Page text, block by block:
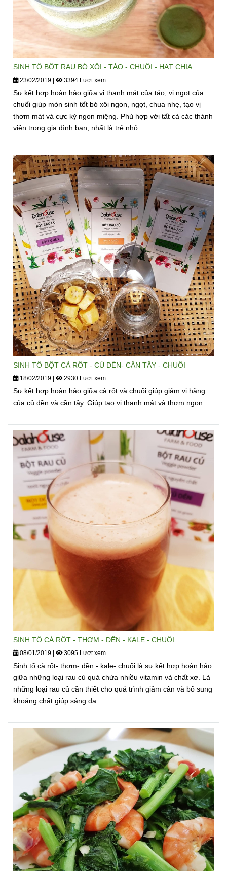
SINH TỐ BỘT RAU BÓ XÔI - TÁO - CHUỐI - HẠT CHIA
23/02/2019| 3394 Lượt xem
Sự kết hợp hoàn hảo giữa vị thanh mát của táo, vị ngọt của
chuối giúp món sinh tốt bó xôi ngon, ngọt, chua nhẹ, tạo vị
thơm mát và cực kỳ ngon miệng. Phù hợp với tất cả các thành
viên trong gia đình bạn, nhất là trẻ nhỏ.
SINH TỐ BỘT CÀ RỐT - CỦ DỀN- CẦN TÂY - CHUỐI
18/02/2019 | 2930 Lượt xem
Sự kết hợp hoàn hảo giữa cà rốt và chuối giúp giảm vị hăng
của củ dền và cần tây. Giúp tạo vị thanh mát và thơm ngon.
SINH TỐ CÀ RỐT - THƠM - DỀN - KALE - CHUỐI
08/01/2019| 3095 Lượt xem
Sinh tố cà rốt- thơm- dền - kale- chuối là sự kết hợp hoàn hảo
giữa những loại rau củ quả chứa nhiều vitamin và chất xơ. Là
những loại rau củ cần thiết cho quá trình giảm cân và bổ sung
khoáng chất giúp sáng da.